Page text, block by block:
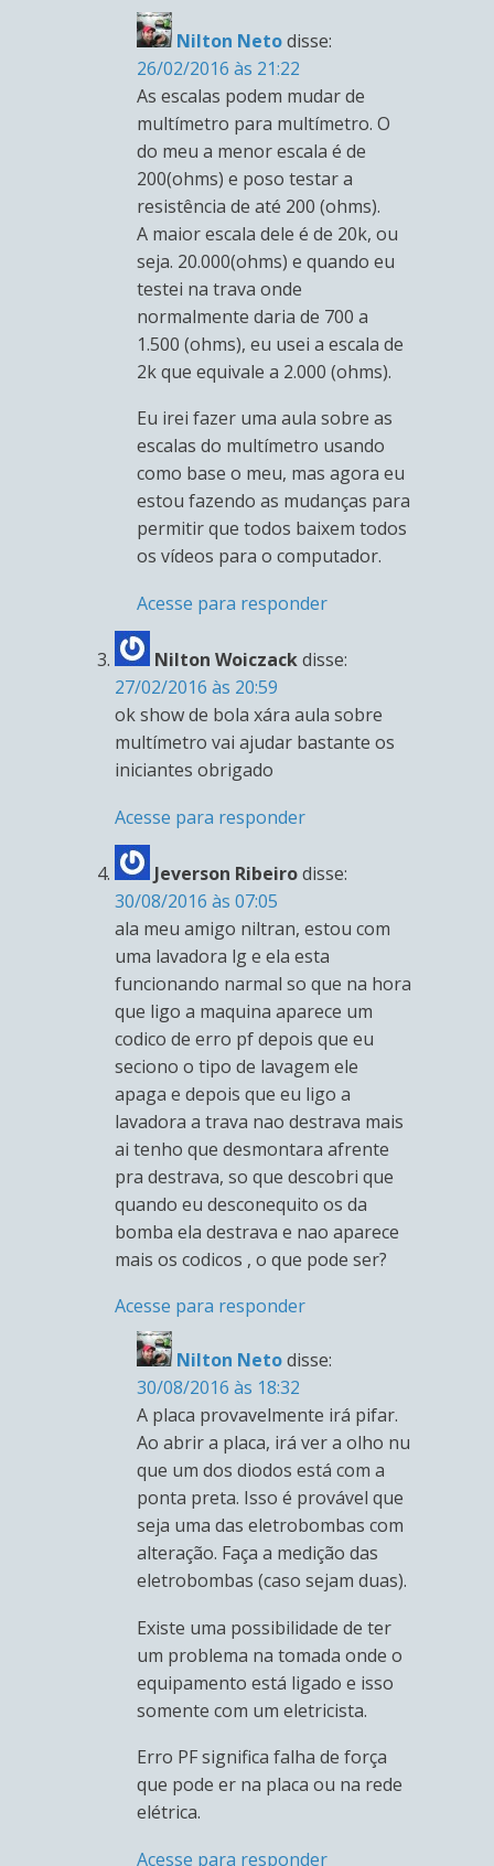
Nilton Netodisse:
26/02/2016 às 21:22
As escalas podem mudar de
multímetro para multímetro. O
do meu a menor escala é de
200(ohms) e poso testar a
resistência de até 200 (ohms).
A maior escala dele é de 20k, ou
seja. 20.000(ohms) e quando eu
testei na trava onde
normalmente daria de 700 a
1.500 (ohms), eu usei a escala de
2k que equivale a 2.000 (ohms).
Eu irei fazer uma aula sobre as
escalas do multímetro usando
como base o meu, mas agora eu
estou fazendo as mudanças para
permitir que todos baixem todos
os vídeos para o computador.
Acesse para responder
Nilton Woiczackdisse:
27/02/2016 às 20:59
ok show de bola xára aula sobre
multímetro vai ajudar bastante os
iniciantes obrigado
Acesse para responder
Jeverson Ribeirodisse:
30/08/2016 às 07:05
ala meu amigo niltran, estou com
uma lavadora lg e ela esta
funcionando narmal so que na hora
que ligo a maquina aparece um
codico de erro pf depois que eu
seciono o tipo de lavagem ele
apaga e depois que eu ligo a
lavadora a trava nao destrava mais
ai tenho que desmontara afrente
pra destrava, so que descobri que
quando eu desconequito os da
bomba ela destrava e nao aparece
mais os codicos , o que pode ser?
Acesse para responder
Nilton Netodisse:
30/08/2016 às 18:32
A placa provavelmente irá pifar.
Ao abrir a placa, irá ver a olho nu
que um dos diodos está com a
ponta preta. Isso é provável que
seja uma das eletrobombas com
alteração. Faça a medição das
eletrobombas (caso sejam duas).
Existe uma possibilidade de ter
um problema na tomada onde o
equipamento está ligado e isso
somente com um eletricista.
Erro PF significa falha de força
que pode er na placa ou na rede
elétrica.
Acesse para responder